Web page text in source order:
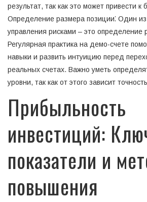
результат, так как это может привести
Определение размера позиции⁚ Один из
управления рисками – это определение
Регулярная практика на демо-счете
навыки и развить интуицию перед
реальных счетах. Важно уметь
уровни, так как от этого зависит
Прибыльность
инвестиций:
показатели и
повышения